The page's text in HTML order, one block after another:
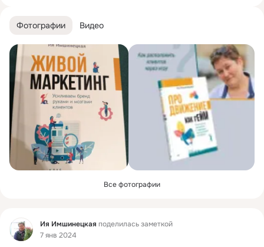
Фотографии Видео
Все фотографии
Фид Ия Имшинецкая поделилась заметкой
7 янв 2024